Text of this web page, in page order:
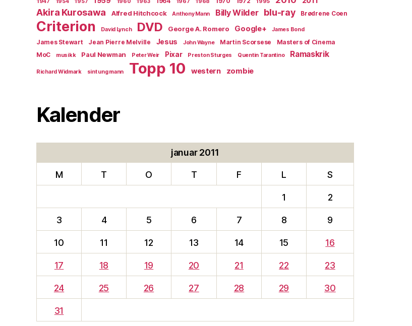
1947 1954 1957 1960 1963 1967 1968 1995
Akira Kurosawa Alfred Hitchcock Anthony Mann Billy Wilder blu-ray Brødrene Coen
Criterion David Lynch DVD George A. Romero Google+ James Bond
James Stewart Jean Pierre Melville Jesus John Wayne Martin Scorsese
Masters of Cinema
MoC
musikk Paul Newman Peter Weir Pixar Preston Sturges Quentin Tarantino Ramaskrik
Richard Widmark sint ung mann Topp 10 western zombie
Kalender
januar 2011
M T O T F L S
1 2
3 4 5 6 7 8 9
10 11 12 13 14 15 16
17 18 19 20 21 22 23
24 25 26 27 28 29 30
31